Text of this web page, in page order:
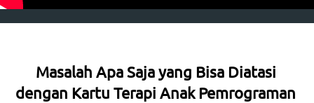
Masalah Apa Saja yang Bisa Diatasi
dengan Kartu Terapi Anak Pemrograman